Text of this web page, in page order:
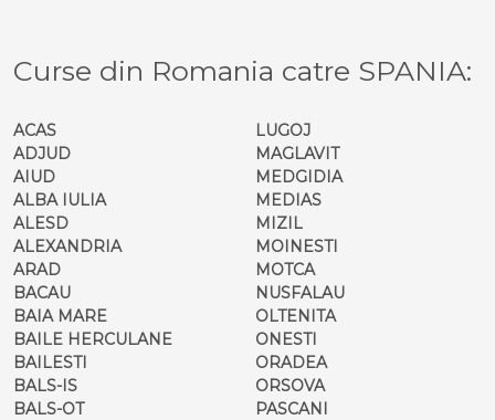
Curse din Romania catre SPANIA:
ACAS
ADJUD
AIUD
ALBA IULIA
ALESD
ALEXANDRIA
ARAD
BACAU
BAIA MARE
BAILE HERCULANE
BAILESTI
BALS-IS
BALS-OT
LUGOJ
MAGLAVIT
MEDGIDIA
MEDIAS
MIZIL
MOINESTI
MOTCA
NUSFALAU
OLTENITA
ONESTI
ORADEA
ORSOVA
PASCANI